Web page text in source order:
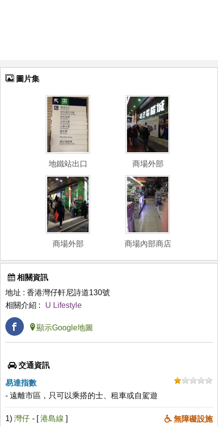
圖片集
地鐵站出口 商場外部
商場外部 商場內部商店
相關資訊
地址 : 香港灣仔軒尼詩道130號
相關介紹 :
U Lifestyle
顯示Google地圖
交通資訊
易達指數
- 遠離市區，只可以乘搭的士、租車或自駕遊
1) 灣仔 無障礙設施
- [港島線 ]